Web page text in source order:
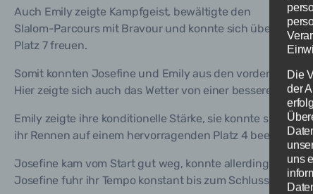
Auch Emily zeigte Kampfgeist, bewältigte den
Slalom-Parcours mit Bravour und konnte sich über
Platz 7 freuen.
Somit konnten Josefine und Emily aus den vorderen
Hier zeigte sich auch das Wetter von einer besseren
Emily zeigte ihre konditionelle Stärke, sie konnte sich
ihr Rennen auf einem hervorragenden Platz 4 beenden.
Josefine kam vom Start gut weg, konnte allerdings das
Josefine fuhr ihr Tempo konstant bis zum Schluss und
Die
der
uns